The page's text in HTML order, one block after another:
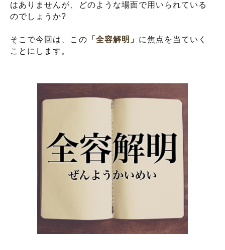
はありませんが、どのような場面で用いられている
のでしょうか?
そこで今回は、この 「全容解明」 に焦点を当ていく
ことにします。